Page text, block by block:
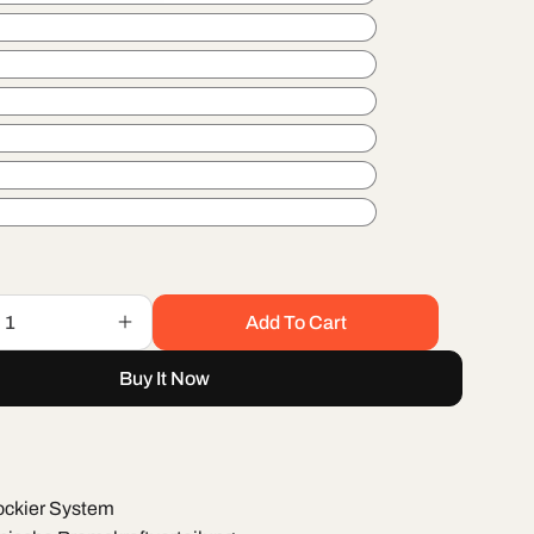
Increase
quantity
for
Seres
Add To Cart
Buy It Now
System